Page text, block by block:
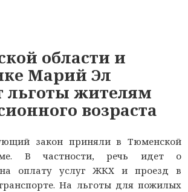
области и
Марий Эл
льготы жителям
возраста
закон приняли в Тюменской
В частности, речь идет о
на оплату услуг ЖКХ и проезд в
На льготы для пожилых